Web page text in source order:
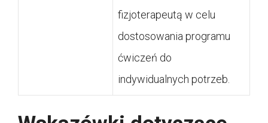
fizjoterapeutą w celu
dostosowania programu
ćwiczeń do
indywidualnych potrzeb.